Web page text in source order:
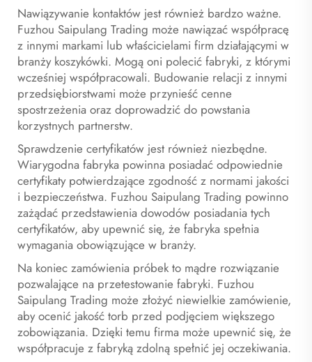
Nawiązywanie kontaktów jest również bardzo ważne.
Fuzhou Saipulang Trading może nawiązać współpracę
z innymi markami lub właścicielami firm działającymi w
branży koszykówki. Mogą oni polecić fabryki, z którymi
wcześniej współpracowali. Budowanie relacji z innymi
przedsiębiorstwami może przynieść cenne
spostrzeżenia oraz doprowadzić do powstania
korzystnych partnerstw.
Sprawdzenie certyfikatów jest również niezbędne.
Wiarygodna fabryka powinna posiadać odpowiednie
certyfikaty potwierdzające zgodność z normami jakości
i bezpieczeństwa. Fuzhou Saipulang Trading powinno
zażądać przedstawienia dowodów posiadania tych
certyfikatów, aby upewnić się, że fabryka spełnia
wymagania obowiązujące w branży.
Na koniec zamówienia próbek to mądre rozwiązanie
pozwalające na przetestowanie fabryki. Fuzhou
Saipulang Trading może złożyć niewielkie zamówienie,
aby ocenić jakość torb przed podjęciem większego
zobowiązania. Dzięki temu firma może upewnić się, że
współpracuje z fabryką zdolną spełnić jej oczekiwania.